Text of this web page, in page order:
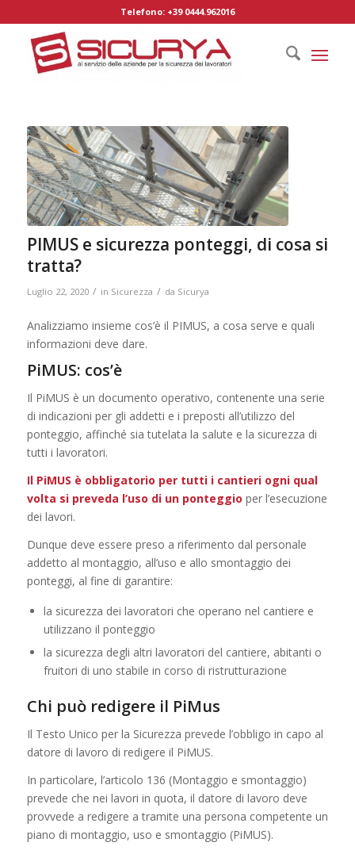
Telefono: +39 0444.962016
PIMUS e sicurezza ponteggi, di cosa si
tratta?
Luglio 22, 2020 / in Sicurezza / da Sicurya
Analizziamo insieme cos’è il PIMUS, a cosa serve e quali
informazioni deve dare.
PiMUS: cos’è
Il PiMUS è un documento operativo, contenente una serie
di indicazioni per gli addetti e i preposti all’utilizzo del
ponteggio, affinché sia tutelata la salute e la sicurezza di
tutti i lavoratori.
Il PiMUS è obbligatorio per tutti i cantieri ogni qual
volta si preveda l’uso di un ponteggio per l’esecuzione
dei lavori.
Dunque deve essere preso a riferimento dal personale
addetto al montaggio, all’uso e allo smontaggio dei
ponteggi, al fine di garantire:
la sicurezza dei lavoratori che operano nel cantiere e
utilizzano il ponteggio
la sicurezza degli altri lavoratori del cantiere, abitanti o
fruitori di uno stabile in corso di ristrutturazione
Chi può redigere il PiMus
Il Testo Unico per la Sicurezza prevede l’obbligo in capo al
datore di lavoro di redigere il PiMUS.
In particolare, l’articolo 136 (Montaggio e smontaggio)
prevede che nei lavori in quota, il datore di lavoro deve
provvede a redigere a tramite una persona competente un
piano di montaggio, uso e smontaggio (PiMUS).